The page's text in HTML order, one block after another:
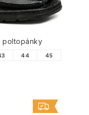
poltopánky
44 45